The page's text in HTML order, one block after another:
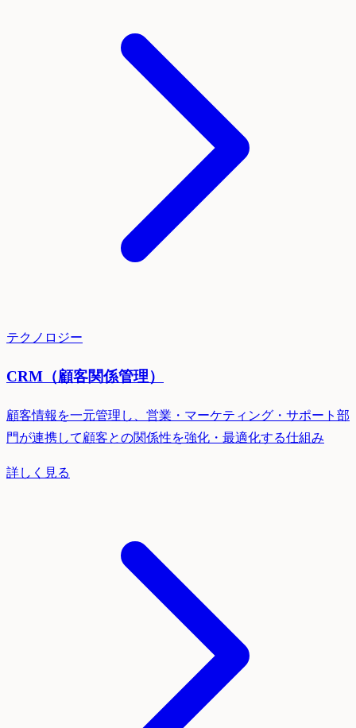
テクノロジー
CRM（顧客関係管理）
顧客情報を一元管理し、営業・マーケティング・サポート部
門が連携して顧客との関係性を強化・最適化する仕組み
詳しく見る